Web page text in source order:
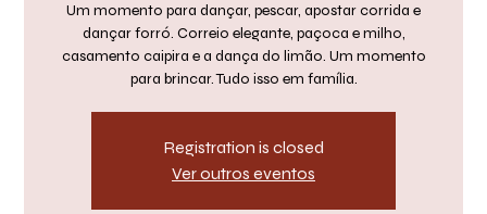
Um momento para dançar, pescar, apostar corrida e
dançar forró. Correio elegante, paçoca e milho,
casamento caipira e a dança do limão. Um momento
para brincar. Tudo isso em família.
Registration is closed
Ver outros eventos